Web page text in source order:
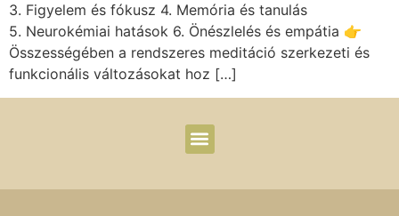
3. Figyelem és fókusz 4. Memória és tanulás
5. Neurokémiai hatások 6. Önészlelés és empátia 👉
Összességében a rendszeres meditáció szerkezeti és
funkcionális változásokat hoz […]